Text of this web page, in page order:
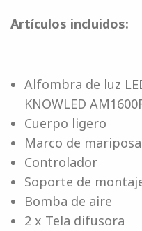
Artículos incluidos:
Alfombra de luz
KNOWLED
Cuerpo ligero
Marco de
Controlador
Soporte de
Bomba de aire
2 x Tela difusora